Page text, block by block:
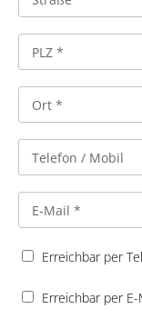
Erreichbar per
Erreichbar per E-